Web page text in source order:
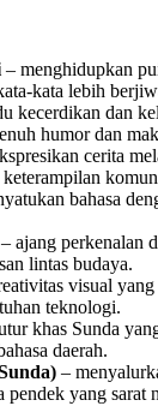
– menghidupkan
kata lebih
kecerdikan dan
humor dan
cerita
bahasa
– ajang perkenalan
lintas budaya.
visual
teknologi.
khas Sunda
daerah.
–
pendek yang sarat